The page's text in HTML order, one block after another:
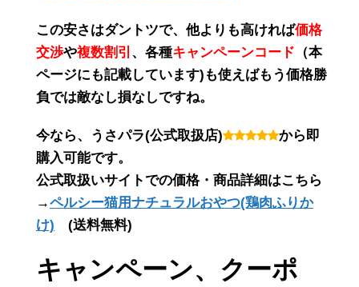
この安さはダントツで、他よりも高ければ価格
交渉や複数割引 、各種キャンペーンコード （本
ページにも記載しています)も使えばもう価格勝
負では敵なし損なしですね。
今なら、うさパラ(公式取扱店)
から即
購入可能です。
公式取扱いサイトでの価格・商品詳細はこちら
→ペルシー猫用ナチュラルおやつ(鶏肉ふりか
け) (送料無料)
キャンペーン、クーポ